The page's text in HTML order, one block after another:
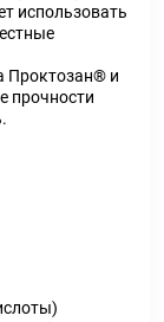
использовать
Проктозан® и
прочности